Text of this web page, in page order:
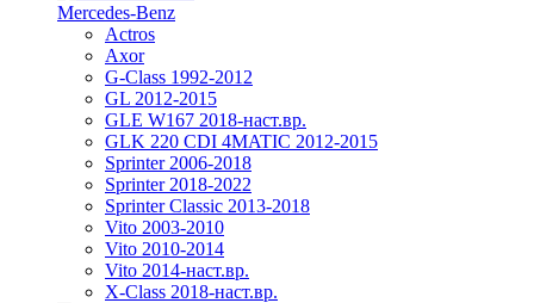
Mercedes-Benz
Actros
Axor
G-Class 1992-2012
GL 2012-2015
GLE W167 2018-наст.вр.
GLK 220 CDI 4MATIC 2012-2015
Sprinter 2006-2018
Sprinter 2018-2022
Sprinter Classic 2013-2018
Vito 2003-2010
Vito 2010-2014
Vito 2014-наст.вр.
X-Class 2018-наст.вр.